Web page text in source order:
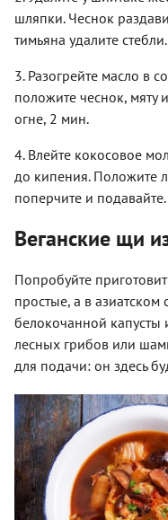
шляпки. Чеснок
тимьяна удалите стебли.
3. Разогрейте масло в
положите чеснок, мяту
огне, 2 мин.
4. Влейте кокосовое
до кипения. Положите
поперчите и подавайте.
Веганские щи
Попробуйте
простые, а в азиатском
белокочанной
лесных грибов или
для подачи: он здесь